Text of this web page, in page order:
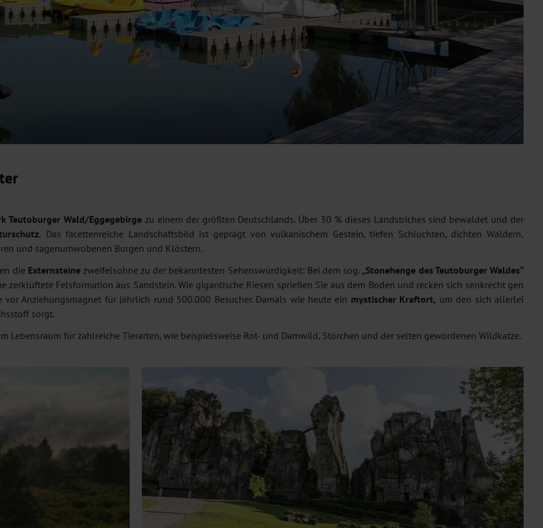
Teutoburger Wald/Eggegebirge zu einem der größten Deutschlands. Über 30 % dieses Landstriches sind bewaldet und der
Das facettenreiche Landschaftsbild ist geprägt von vulkanischem Gestein, tiefen Schluchten, dichten Wäldern,
und sagenumwobenen Burgen und Klöstern.
die Externsteinezweifelsohne zu der bekanntesten Sehenswürdigkeit: Bei dem sog. „Stonehenge des Teutoburger Waldes“
Felsformation aus Sandstein. Wie gigantische Riesen sprießen Sie aus dem Boden und recken sich senkrecht gen
Anziehungsmagnet für jährlich rund 500.000 Besucher. Damals wie heute ein mystischer Kraftort, um den sich allerlei
sorgt.
für zahlreiche Tierarten, wie beispielsweise Rot- und Damwild, Störchen und der selten gewordenen Wildkatze.